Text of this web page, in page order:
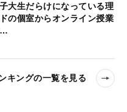
大生だらけになっている理
の個室からオンライン授業
…
キングの一覧を見る